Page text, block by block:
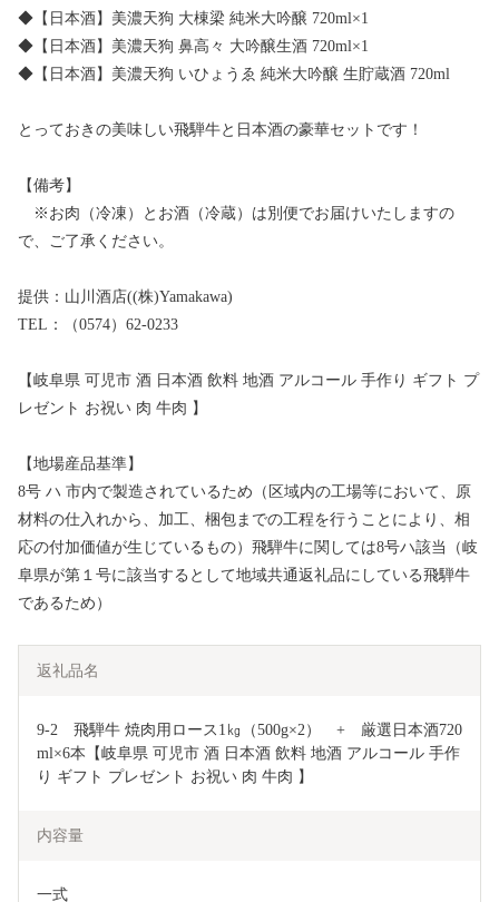
◆【日本酒】美濃天狗 大棟梁 純米大吟醸 720ml×1
◆【日本酒】美濃天狗 鼻高々 大吟醸生酒 720ml×1
◆【日本酒】美濃天狗 いひょうゑ 純米大吟醸 生貯蔵酒 720ml
とっておきの美味しい飛騨牛と日本酒の豪華セットです！
【備考】
※お肉（冷凍）とお酒（冷蔵）は別便でお届けいたしますの
で、ご了承ください。
提供：山川酒店((株)Yamakawa)
TEL：（0574）62-0233
【岐阜県 可児市 酒 日本酒 飲料 地酒 アルコール 手作り ギフト プ
レゼント お祝い 肉 牛肉 】
【地場産品基準】
8号 ハ 市内で製造されているため（区域内の工場等において、原
材料の仕入れから、加工、梱包までの工程を行うことにより、相
応の付加価値が生じているもの）飛騨牛に関しては8号ハ該当（岐
阜県が第１号に該当するとして地域共通返礼品にしている飛騨牛
であるため）
返礼品名
9-2　飛騨牛 焼肉用ロース1㎏（500g×2）　+　厳選日本酒720
ml×6本【岐阜県 可児市 酒 日本酒 飲料 地酒 アルコール 手作
り ギフト プレゼント お祝い 肉 牛肉 】
内容量
一式